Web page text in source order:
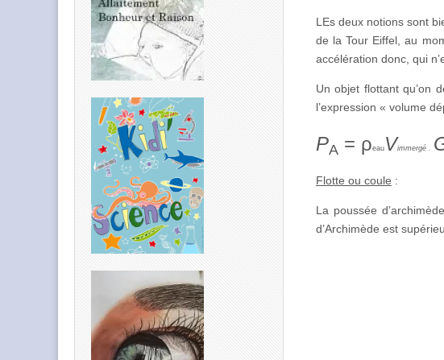
LEs deux notions sont
de la Tour Eiffel, au
accélération donc, qui
Un objet flottant qu’on
l’expression « volume
PA = ρeau Vimmergé .
Flotte ou coule :
La poussée
d’Archimède est